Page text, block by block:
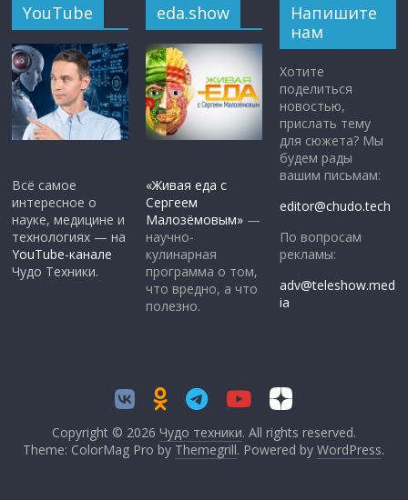
YouTube
Всё самое
интересное о
науке, медицине и
технологиях — на
YouTube-канале
Чудо Техники.
eda.show
«Живая еда с
Сергеем
Малозёмовым» —
научно-
кулинарная
программа о том,
что вредно, а что
полезно.
Напишите
нам
Хотите
поделиться
новостью,
прислать тему
для сюжета? Мы
будем рады
вашим письмам:
editor@chudo.tech
По вопросам
рекламы:
adv@teleshow.med
ia
Copyright © 2026 Чудо техники. All rights reserved.
Theme: ColorMag Pro by Themegrill. Powered byWordPress.